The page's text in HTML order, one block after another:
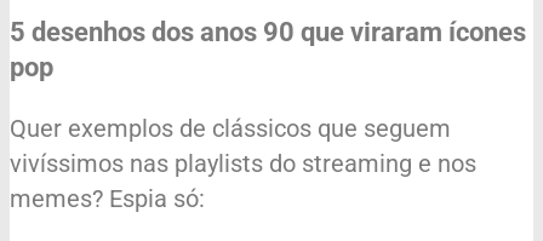
5 desenhos dos anos 90 que viraram ícones
pop
Quer exemplos de clássicos que seguem
vivíssimos nas playlists do streaming e nos
memes? Espia só: